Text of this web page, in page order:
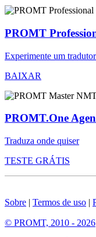
PROMT
Experimente um
BAIXAR
PROMT.One
Traduza onde quiser
TESTE GRÁTIS
Sobre | Termos de uso |
© PROMT, 2010 - 2026